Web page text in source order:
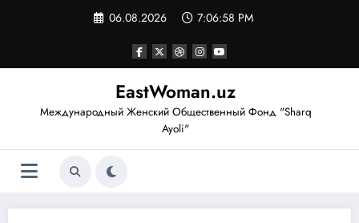
06.08.2026 7:06:59 PM
EastWoman.uz
Международный Женский Общественный Фонд "Sharq
Ayoli"